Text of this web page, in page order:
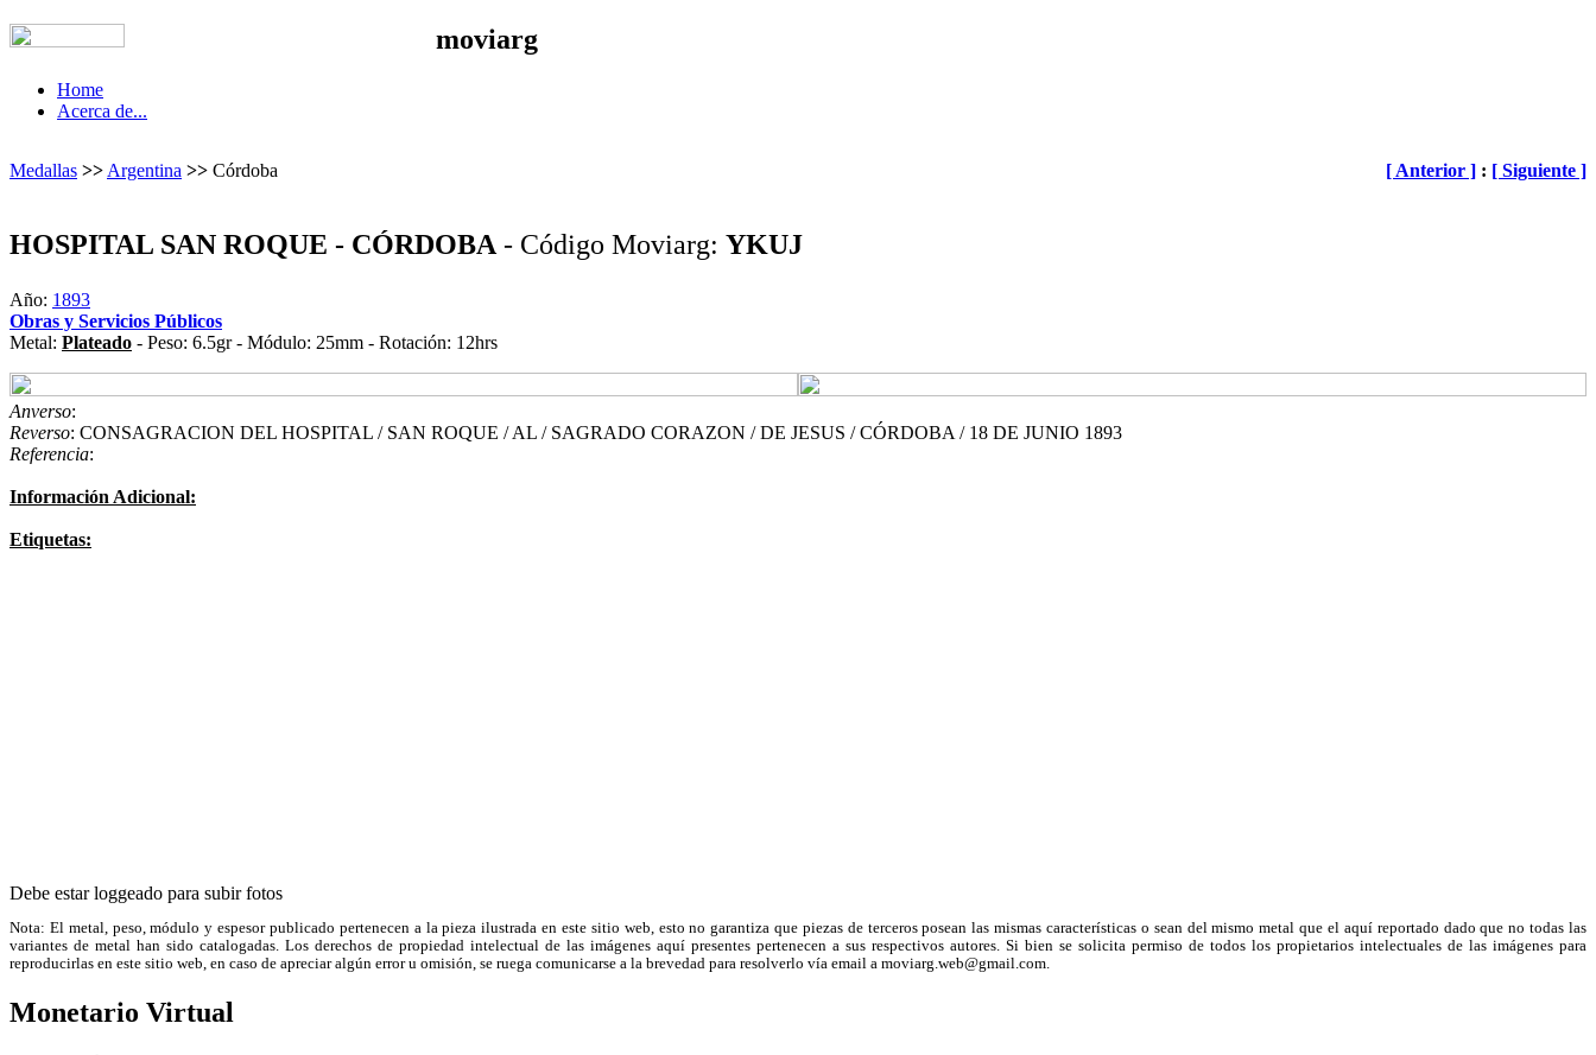
moviarg
Home
Acerca de...
Medallas >> Argentina >> Córdoba [ Anterior ] : [ Siguiente ]
HOSPITAL SAN ROQUE - CÓRDOBA - Código Moviarg: YKUJ
Año: 1893
Obras y Servicios Públicos
Metal: Plateado - Peso: 6.5gr - Módulo: 25mm - Rotación: 12hrs
Anverso:
Reverso: CONSAGRACION DEL HOSPITAL / SAN ROQUE / AL / SAGRADO CORAZON / DE JESUS / CÓRDOBA / 18 DE JUNIO 1893
Referencia:
Información Adicional:
Etiquetas:
Debe estar loggeado para subir fotos
Nota: El metal, peso, módulo y espesor publicado pertenecen a la pieza ilustrada en este sitio web, esto no garantiza que piezas de terceros posean las mismas características o sean del mismo metal que el aquí reportado dado que no todas las
variantes de metal han sido catalogadas. Los derechos de propiedad intelectual de las imágenes aquí presentes pertenecen a sus respectivos autores. Si bien se solicita permiso de todos los propietarios intelectuales de las imágenes para
reproducirlas en este sitio web, en caso de apreciar algún error u omisión, se ruega comunicarse a la brevedad para resolverlo vía email a moviarg.web@gmail.com.
Monetario Virtual